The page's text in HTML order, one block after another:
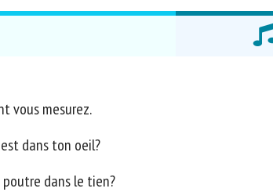
vous mesurez.
dans ton oeil?
dans le tien?